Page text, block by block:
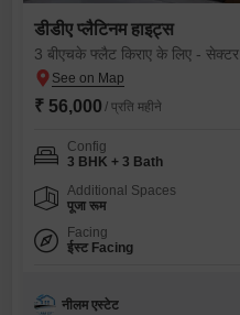
डीडीए प्लैटिनम हाइट्स
3 बीएचके फ्लैट किराए के लिए - सेक्टर
₹ 56,000 / प्रति महीने
Config
3 BHK + 3 Bath
Additional Spaces
पूजा रूम
Facing
ईस्ट Facing
नीलम एस्टेट